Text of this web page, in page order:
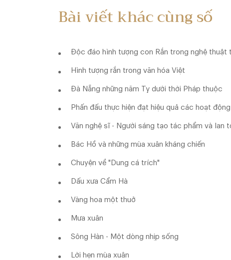
Bài viết khác cùng số
Độc đáo hình tượng con Rắn trong nghệ thuật
Hình tượng rắn trong văn hóa Việt
Đà Nẵng những năm Tỵ dưới thời Pháp thuộc
Phấn đấu thực hiện đạt hiệu quả các hoạt
Văn nghệ sĩ - Người sáng tạo tác phẩm và lan
Bác Hồ và những mùa xuân kháng chiến
Chuyện về "Dung cá trích"
Dấu xưa Cẩm Hà
Vàng hoa một thuở
Mưa xuân
Sông Hàn - Một dòng nhịp sống
Lời hẹn mùa xuân